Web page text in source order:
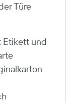
Türe
Etikett und